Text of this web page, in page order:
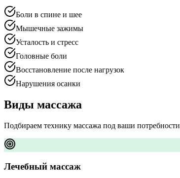
Боли в спине и шее
Мышечные зажимы
Усталость и стресс
Головные боли
Восстановление после нагрузок
Нарушения осанки
Виды массажа
Подбираем технику массажа под ваши потребности
Лечебный массаж